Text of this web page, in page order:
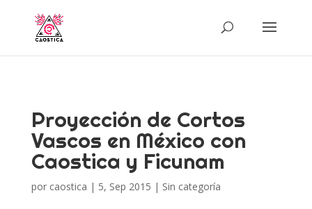
Proyección de Cortos
Vascos en México con
Caostica y Ficunam
por caostica | 5, Sep 2015 | Sin categoría